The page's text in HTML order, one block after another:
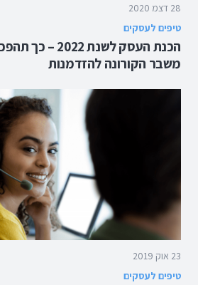
טיפים לעסקים
28 דצמ 2020
הכנת העסק לשנת 2022 –
משבר הקורונה להזדמנות
טיפים לעסקים
23 אוק 2019